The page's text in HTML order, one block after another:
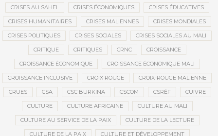
CRISES AU SAHEL CRISES ÉCONOMIQUES CRISES ÉDUCATIVES
CRISES HUMANITAIRES CRISES MALIENNES CRISES MONDIALES
CRISES POLITIQUES CRISES SOCIALES CRISES SOCIALES AU MALI
CRITIQUE CRITIQUES CRNC CROISSANCE
CROISSANCE ÉCONOMIQUE CROISSANCE ÉCONOMIQUE MALI
CROISSANCE INCLUSIVE CROIX ROUGE CROIX-ROUGE MALIENNE
CRUES CSA CSC BURKINA CSCOM CSRÉF CUIVRE
CULTURE CULTURE AFRICAINE CULTURE AU MALI
CULTURE AU SERVICE DE LA PAIX CULTURE DE LA LECTURE
CULTURE DE LA PAIX CULTURE ET DÉVELOPPEMENT